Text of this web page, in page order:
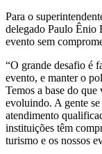
Para o
delegado Paulo Ênio
evento sem
“O grande desafio é
evento, e manter o
Temos a base do
evoluindo. A gente
atendimento
instituições têm
turismo e os nossos